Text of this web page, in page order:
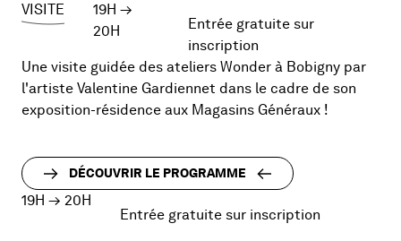
VISITE 19H →
20H
Entrée gratuite sur
inscription
Une visite guidée des ateliers Wonder à Bobigny par
l'artiste Valentine Gardiennet dans le cadre de son
exposition-résidence aux Magasins Généraux !
DÉCOUVRIR LE PROGRAMME
19H → 20H
Entrée gratuite sur inscription